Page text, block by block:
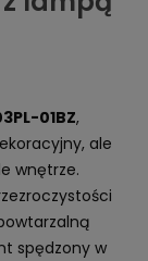
01BZ,
ale
wnętrze.
spędzony w